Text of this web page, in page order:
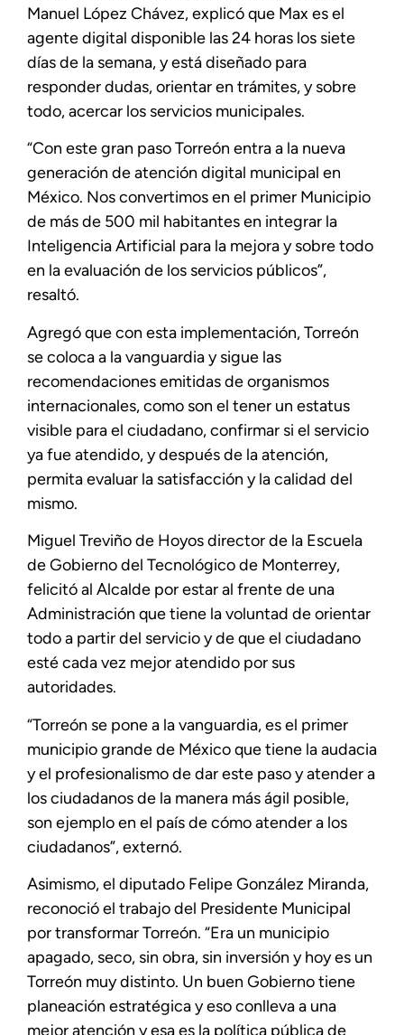
Manuel López Chávez, explicó que Max es el
agente digital disponible las 24 horas los siete
días de la semana, y está diseñado para
responder dudas, orientar en trámites, y sobre
todo, acercar los servicios municipales.
“Con este gran paso Torreón entra a la nueva
generación de atención digital municipal en
México. Nos convertimos en el primer Municipio
de más de 500 mil habitantes en integrar la
Inteligencia Artificial para la mejora y sobre todo
en la evaluación de los servicios públicos”,
resaltó.
Agregó que con esta implementación, Torreón
se coloca a la vanguardia y sigue las
recomendaciones emitidas de organismos
internacionales, como son el tener un estatus
visible para el ciudadano, confirmar si el servicio
ya fue atendido, y después de la atención,
permita evaluar la satisfacción y la calidad del
mismo.
Miguel Treviño de Hoyos director de la Escuela
de Gobierno del Tecnológico de Monterrey,
felicitó al Alcalde por estar al frente de una
Administración que tiene la voluntad de orientar
todo a partir del servicio y de que el ciudadano
esté cada vez mejor atendido por sus
autoridades.
“Torreón se pone a la vanguardia, es el primer
municipio grande de México que tiene la audacia
y el profesionalismo de dar este paso y atender a
los ciudadanos de la manera más ágil posible,
son ejemplo en el país de cómo atender a los
ciudadanos”, externó.
Asimismo, el diputado Felipe González Miranda,
reconoció el trabajo del Presidente Municipal
por transformar Torreón. “Era un municipio
apagado, seco, sin obra, sin inversión y hoy es un
Torreón muy distinto. Un buen Gobierno tiene
planeación estratégica y eso conlleva a una
mejor atención y esa es la política pública de